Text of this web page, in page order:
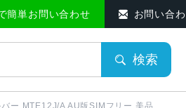
簡単お問い合わせ お問い合
検索
ー MTE12J/A AU版SIMフリー 美品